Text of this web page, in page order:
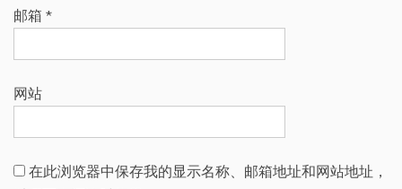
邮箱 *
网站
在此浏览器中保存我的显示名称、邮箱地址和网站地址，